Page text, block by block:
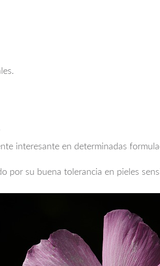
interesante en determinadas
por su buena tolerancia en pieles